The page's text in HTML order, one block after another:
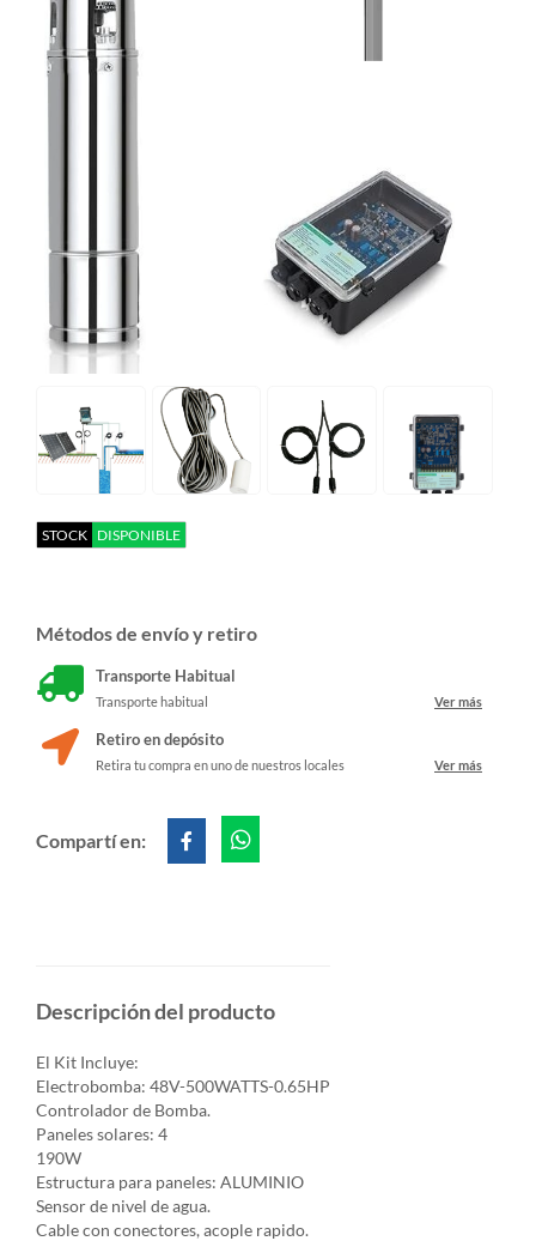
STOCK DISPONIBLE
Métodos de envío y retiro
Transporte Habitual
Transporte habitual Ver más
Retiro en depósito
Retira tu compra en uno de nuestros locales Ver más
Compartí en:
Descripción del producto
El Kit Incluye:
Electrobomba: 48V-500WATTS-0.65HP
Controlador de Bomba.
Paneles solares: 4
190W
Estructura para paneles: ALUMINIO
Sensor de nivel de agua.
Cable con conectores, acople rapido.